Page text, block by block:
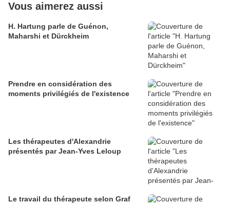
Vous aimerez aussi
H. Hartung parle de Guénon,
Maharshi et Dürckheim
Prendre en considération des
moments privilégiés de l'existence
Les thérapeutes d'Alexandrie
présentés par Jean-Yves Leloup
Le travail du thérapeute selon Graf